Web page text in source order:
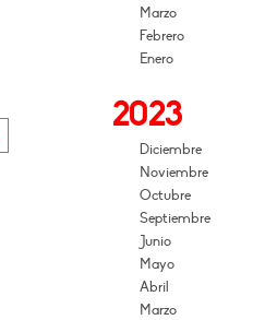
Marzo
Febrero
Enero
2023
Diciembre
Noviembre
Octubre
Septiembre
Junio
Mayo
Abril
Marzo